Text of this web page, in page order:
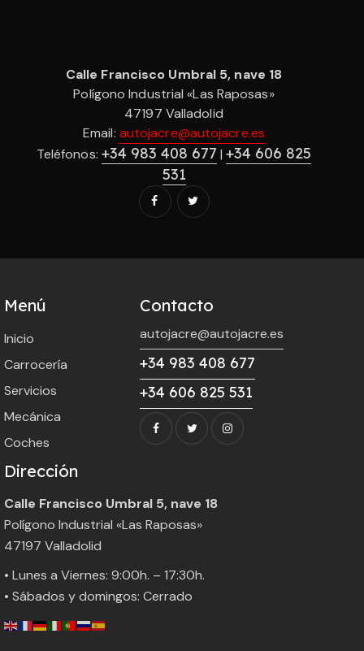
Calle Francisco Umbral 5, nave 18
Polígono Industrial «Las Raposas»
47197 Valladolid
Email: autojacre@autojacre.es
Teléfonos: +34 983 408 677 |+34 606 825
531
Menú
Inicio
Carrocería
Servicios
Mecánica
Coches
Contacto
autojacre@autojacre.es
+34 983 408 677
+34 606 825 531
Dirección
Calle Francisco Umbral 5, nave 18
Polígono Industrial «Las Raposas»
47197 Valladolid
• Lunes a Viernes: 9:00h. – 17:30h.
• Sábados y domingos: Cerrado